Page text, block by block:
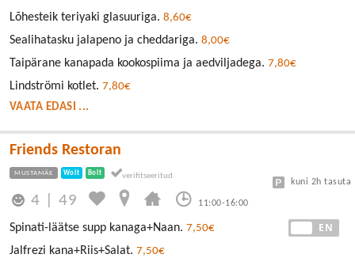
Lõhesteik teriyaki glasuuriga. 8,60€
Sealihatasku jalapeno ja cheddariga. 8,00€
Taipärane kanapada kookospiima ja aedviljadega. 7,80€
Lindströmi kotlet. 7,80€
VAATA EDASI ...
Friends Restoran
MUSTAMÄE Wolt Bolt
4 |49 11:00-16:00
kuni 2h tasuta
EN
Spinati-läätse supp kanaga+Naan. 7,50€
Jalfrezi kana+Riis+Salat. 7,50€